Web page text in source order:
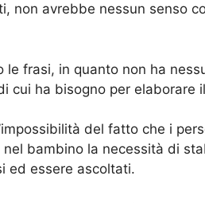
non avrebbe nessun senso
le frasi, in quanto non ha
cui ha bisogno per elaborare
del fatto che i
bambino la necessità di
ed essere ascoltati.